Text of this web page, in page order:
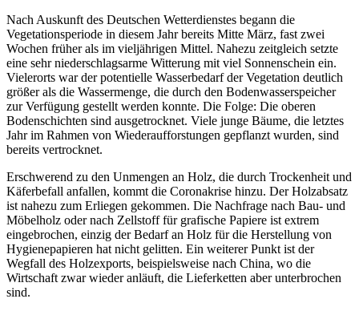
Nach Auskunft des Deutschen Wetterdienstes begann die
Vegetationsperiode in diesem Jahr bereits Mitte März, fast zwei
Wochen früher als im vieljährigen Mittel. Nahezu zeitgleich setzte
eine sehr niederschlagsarme Witterung mit viel Sonnenschein ein.
Vielerorts war der potentielle Wasserbedarf der Vegetation deutlich
größer als die Wassermenge, die durch den Bodenwasserspeicher
zur Verfügung gestellt werden konnte. Die Folge: Die oberen
Bodenschichten sind ausgetrocknet. Viele junge Bäume, die letztes
Jahr im Rahmen von Wiederaufforstungen gepflanzt wurden, sind
bereits vertrocknet.
Erschwerend zu den Unmengen an Holz, die durch Trockenheit und
Käferbefall anfallen, kommt die Coronakrise hinzu. Der Holzabsatz
ist nahezu zum Erliegen gekommen. Die Nachfrage nach Bau- und
Möbelholz oder nach Zellstoff für grafische Papiere ist extrem
eingebrochen, einzig der Bedarf an Holz für die Herstellung von
Hygienepapieren hat nicht gelitten. Ein weiterer Punkt ist der
Wegfall des Holzexports, beispielsweise nach China, wo die
Wirtschaft zwar wieder anläuft, die Lieferketten aber unterbrochen
sind.